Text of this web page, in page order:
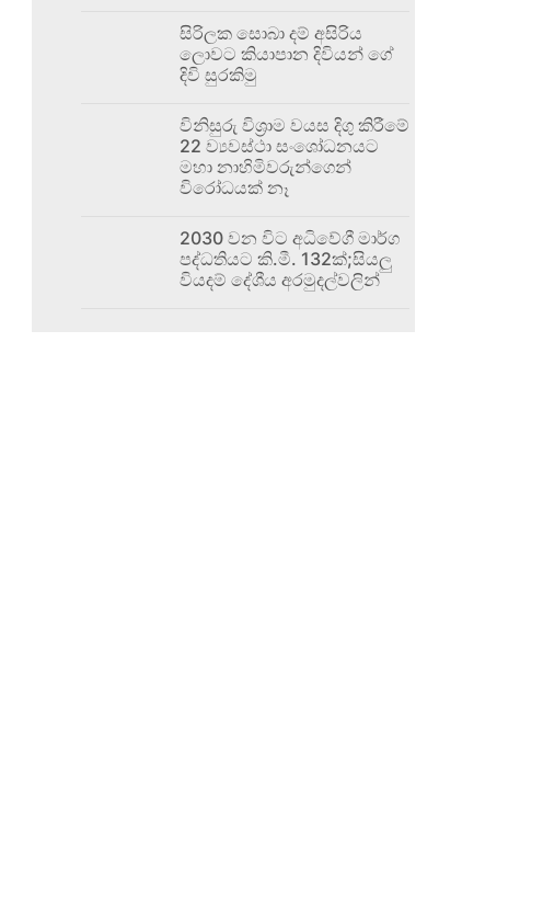
සිරිලක සොබා දම් අසිරිය
ලොවට කියාපාන දිවියන් ගේ
දිවි සුරකිමු
විනිසුරු විශ්‍රාම වයස දිගු කිරීමේ
22 ව්‍යවස්ථා සංශෝධනයට
මහා නාහිමිවරුන්ගෙන්
විරෝධයක් නෑ
2030 වන විට අධිවේගී මාර්ග
පද්ධතියට කි.මී. 132ක්;සියලු
වියදම් දේශීය අරමුදල්වලින්